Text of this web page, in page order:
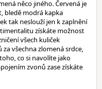
něco jiného. Červená je
bledě modrá kapka
tak neslouží jen k zaplnění
získáte možnost
všech kuliček
všechna zlomená srdce,
co si navolíte jako
zvonů zase získáte